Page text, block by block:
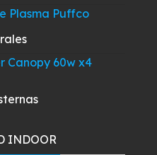
Plasma Puffco
Canopy 60w x4
INDOOR